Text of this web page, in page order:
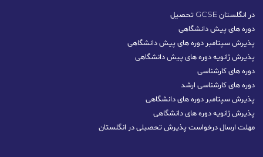
تحصیل GCSE در انگلستان
دوره های پیش دانشگاهی
پذیرش سپتامبر دوره های پیش دانشگاهی
پذیرش ژانویه دوره های پیش دانشگاهی
دوره های کارشناسی
دوره های کارشناسی ارشد
پذیرش سپتامبر دوره‌ های دانشگاهی
پذیرش ژانویه دوره‌ های دانشگاهی
مهلت ارسال درخواست پذیرش تحصیلی در انگلستان